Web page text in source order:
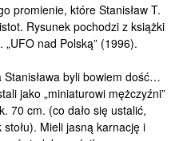
promienie, które Stanisław T.
Rysunek pochodzi z książki
nad Polską” (1996).
byli bowiem dość…
jako „miniaturowi mężczyźni”
70 cm. (co dało się ustalić,
Mieli jasną karnację i